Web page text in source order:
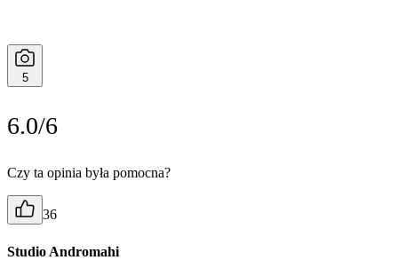
5
6.0/6
Czy ta opinia była pomocna?
36
Studio Andromahi